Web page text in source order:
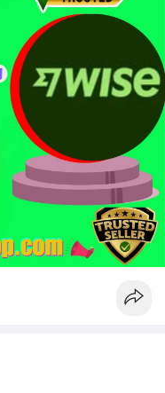
cao khi Funding Rate
tại có thể là cơ hội
dòng tiền.
thời gian của Vlike.vn!
#bybitlazarus